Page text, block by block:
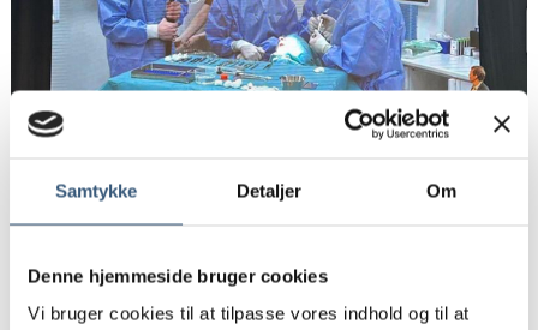
Samtykke Detaljer Om
Denne hjemmeside bruger cookies
Vi bruger cookies til at tilpasse vores indhold og til at
Sidst i marts, deltog vi i Tandlægeforeningens årskursus 2025, et
fagligt samlingspunkt der i år i særlig grad betonede tværfagligt
voksende betydning af sammenhæng mellem offentlig og privat
videreformidle den faglige aktualitet og relevans, som prægede